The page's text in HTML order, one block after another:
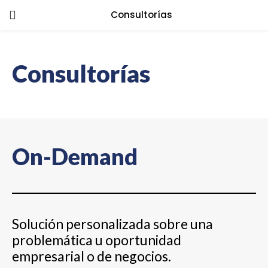
Consultorías
Consultorías
On-Demand
Solución personalizada sobre una
problemática u oportunidad
empresarial o de negocios.
login.
Login
Lost password?